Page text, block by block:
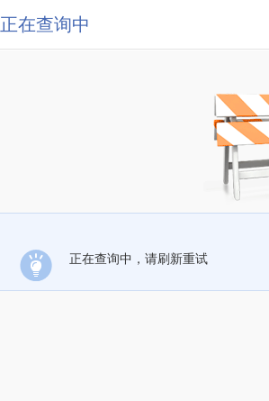
正在查询中
正在查询中，请刷新重试